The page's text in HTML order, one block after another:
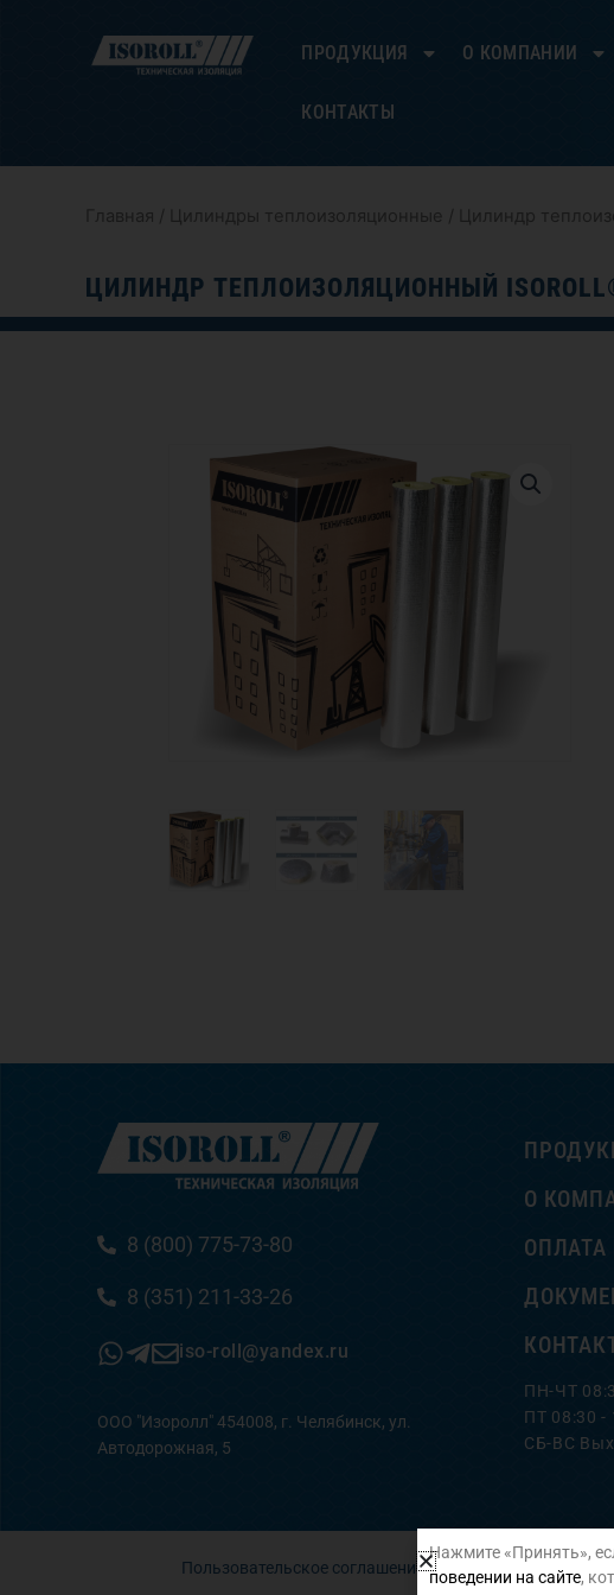
ПРОДУКЦИЯ О КОМПАНИИ
КОНТАКТЫ
Главная / Цилиндры теплоизоляционные / Цилиндр
ЦИЛИНДР ТЕПЛОИЗОЛЯЦИОННЫЙ
8 (800) 775-73-80
8 (351) 211-33-26
iso-roll@yandex.ru
ООО "Изоролл" 454008, г. Челябинск, ул.
Автодорожная, 5
О
ОПЛАТА
ПН-ЧТ
ПТ 08:30 -
СБ-ВС
Пользовательское соглашение
Нажмите «Принять»,
поведении на сайте,